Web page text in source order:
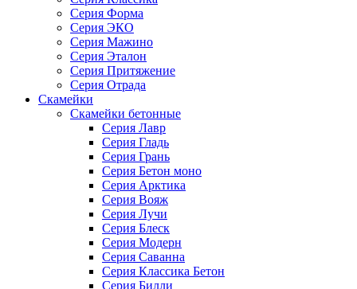
Серия Форма
Серия ЭКО
Серия Мажино
Серия Эталон
Серия Притяжение
Серия Отрада
Скамейки
Скамейки бетонные
Серия Лавр
Серия Гладь
Серия Грань
Серия Бетон моно
Серия Арктика
Серия Вояж
Серия Лучи
Серия Блеск
Серия Модерн
Серия Саванна
Серия Классика Бетон
Серия Билли